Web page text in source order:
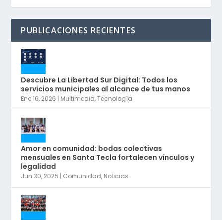
PUBLICACIONES RECIENTES
Descubre La Libertad Sur Digital: Todos los
servicios municipales al alcance de tus manos
Ene 16, 2026 | Multimedia,Tecnología
Amor en comunidad: bodas colectivas
mensuales en Santa Tecla fortalecen vínculos y
legalidad
Jun 30, 2025 | Comunidad, Noticias